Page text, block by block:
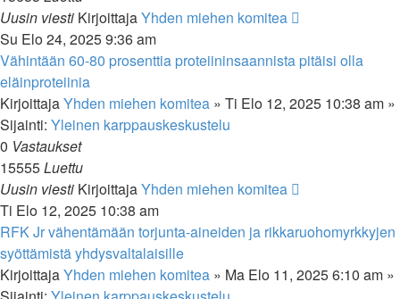
Uusin viesti KirjoittajaYhden miehen komitea
Su Elo 24, 2025 9:36 am
Vähintään 60-80 prosenttia proteiininsaannista pitäisi olla
eläinproteiinia
KirjoittajaYhden miehen komitea » Ti Elo 12, 2025 10:38 am »
Sijainti: Yleinen karppauskeskustelu
0 Vastaukset
15555Luettu
Uusin viesti KirjoittajaYhden miehen komitea
Ti Elo 12, 2025 10:38 am
RFK Jr vähentämään torjunta-aineiden ja rikkaruohomyrkkyjen
syöttämistä yhdysvaltalaisille
KirjoittajaYhden miehen komitea » Ma Elo 11, 2025 6:10 am »